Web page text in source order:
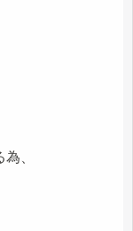
、